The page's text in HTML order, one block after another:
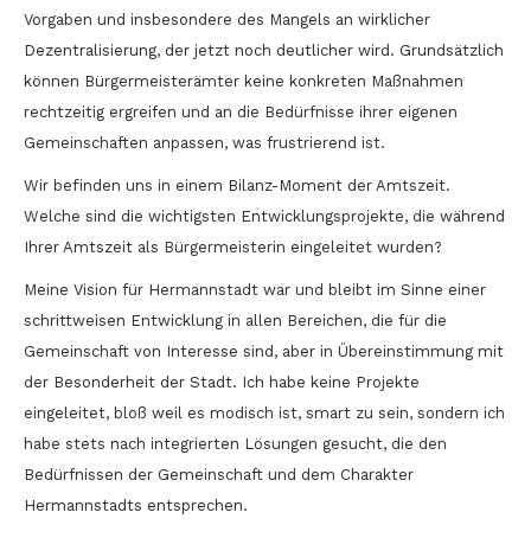
Vorgaben und insbesondere des Mangels an wirklicher
Dezentralisierung, der jetzt noch deutlicher wird. Grundsätzlich
können Bürgermeisterämter keine konkreten Maßnahmen
rechtzeitig ergreifen und an die Bedürfnisse ihrer eigenen
Gemeinschaften anpassen, was frustrierend ist.
Wir befinden uns in einem Bilanz-Moment der Amtszeit.
Welche sind die wichtigsten Entwicklungsprojekte, die während
Ihrer Amtszeit als Bürgermeisterin eingeleitet wurden?
Meine Vision für Hermannstadt war und bleibt im Sinne einer
schrittweisen Entwicklung in allen Bereichen, die für die
Gemeinschaft von Interesse sind, aber in Übereinstimmung mit
der Besonderheit der Stadt. Ich habe keine Projekte
eingeleitet, bloß weil es modisch ist, smart zu sein, sondern ich
habe stets nach integrierten Lösungen gesucht, die den
Bedürfnissen der Gemeinschaft und dem Charakter
Hermannstadts entsprechen.